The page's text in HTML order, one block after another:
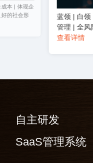
本 | 体现企
的社会形
蓝领 | 白领
管理 | 全风
查看详情
自主研发
SaaS管理系统